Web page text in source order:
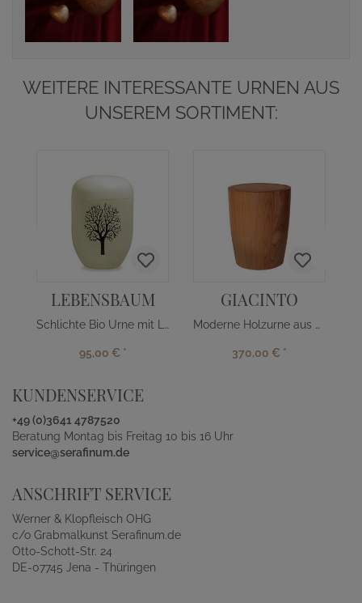
WEITERE INTERESSANTE URNEN AUS
UNSEREM SORTIMENT:
LEBENSBAUM
Schlichte Bio Urne mit Lebensbaum
95,00 € *
GIACINTO
Moderne Holzurne aus Kirschbaum
370,00 € *
KUNDENSERVICE
+49 (0)3641 4787520
Beratung Montag bis Freitag 10 bis 16 Uhr
service@serafinum.de
ANSCHRIFT SERVICE
Werner & Klopfleisch OHG
c/o Grabmalkunst Serafinum.de
Otto-Schott-Str. 24
DE-07745 Jena - Thüringen